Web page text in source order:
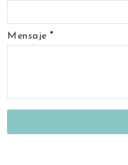
Mensaje *